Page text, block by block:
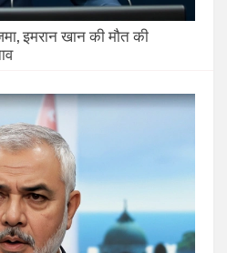
इमरान खान की मौत की